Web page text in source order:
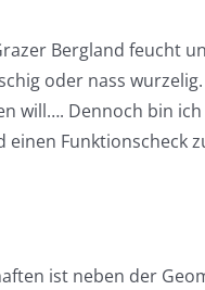
Bergland feucht
oder nass
will…. Dennoch bin
Funktionscheck
ist neben der